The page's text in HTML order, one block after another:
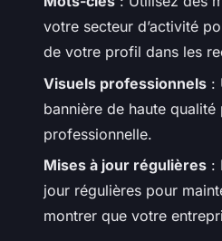
votre secteur d’activité
de votre profil dans les
Visuels professionnels :
bannière de haute
professionnelle.
Mises à jour régulières :
jour régulières pour
montrer que votre